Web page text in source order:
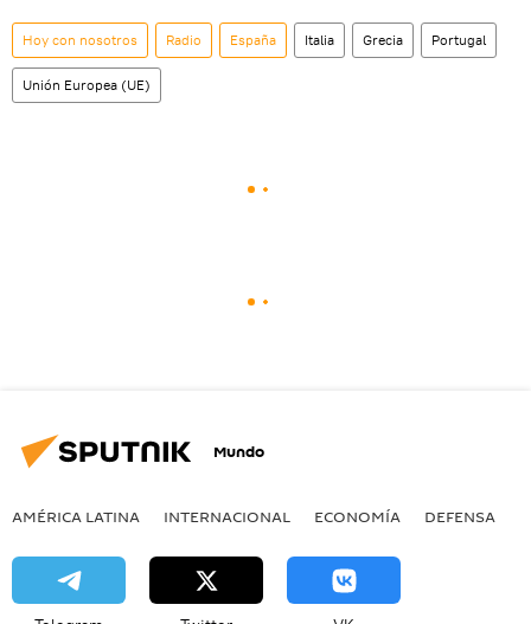
Hoy con nosotros Radio España Italia Grecia Portugal
Unión Europea (UE)
Mundo
AMÉRICA LATINA INTERNACIONAL ECONOMÍA DEFENSA